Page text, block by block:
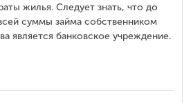
жилья. Следует знать, что до
суммы займа собственником
является банковское учреждение.